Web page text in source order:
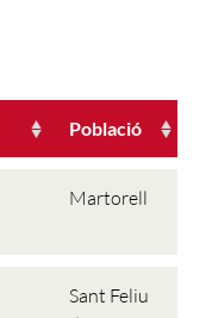
Població
Martorell
Sant Feliu